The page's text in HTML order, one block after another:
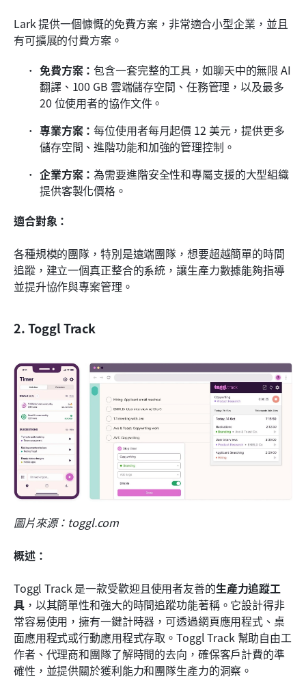
Lark 提供一個慷慨的免費方案，非常適合小型企業，並且
有可擴展的付費方案。
免費方案：包含一套完整的工具，如聊天中的無限 AI
翻譯、100 GB 雲端儲存空間、任務管理，以及最多
20 位使用者的協作文件。
專業方案：每位使用者每月起價 12 美元，提供更多
儲存空間、進階功能和加強的管理控制。
企業方案：為需要進階安全性和專屬支援的大型組織
提供客製化價格。
適合對象：
各種規模的團隊，特別是遠端團隊，想要超越簡單的時間
追蹤，建立一個真正整合的系統，讓生產力數據能夠指導
並提升協作與專案管理。
2. Toggl Track
圖片來源：toggl.com
概述：
Toggl Track 是一款受歡迎且使用者友善的生產力追蹤工
具，以其簡單性和強大的時間追蹤功能著稱。它設計得非
常容易使用，擁有一鍵計時器，可透過網頁應用程式、桌
面應用程式或行動應用程式存取。Toggl Track 幫助自由工
作者、代理商和團隊了解時間的去向，確保客戶計費的準
確性，並提供關於獲利能力和團隊生產力的洞察。